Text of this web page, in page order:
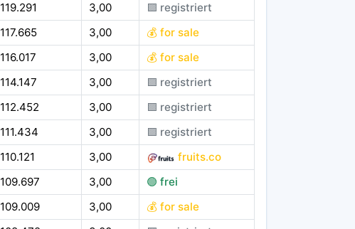
119.291 3,00
🟪 registriert
117.665 3,00
💰 for sale
116.017 3,00
💰 for sale
114.147 3,00
🟪 registriert
112.452 3,00
🟪 registriert
111.434 3,00
🟪 registriert
110.121 3,00
fruits.co
109.697 3,00
🟢 frei
109.009 3,00
💰 for sale